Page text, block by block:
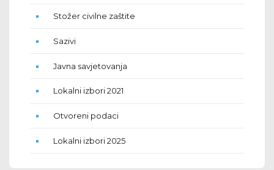
Stožer civilne zaštite
Sazivi
Javna savjetovanja
Lokalni izbori 2021
Otvoreni podaci
Lokalni izbori 2025